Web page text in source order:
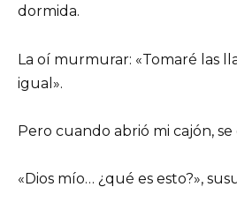
dormida.
La oí murmurar: «Tomaré las
igual».
Pero cuando abrió mi cajón,
«Dios mío… ¿qué es esto?»,